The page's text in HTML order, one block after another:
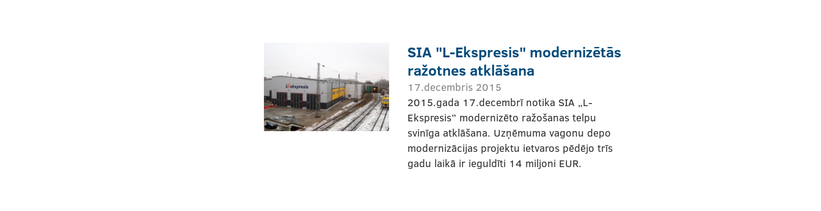
SIA "L-Ekspresis" modernizētās
ražotnes atklāšana
17.decembris 2015
2015.gada 17.decembrī notika SIA „L-
Ekspresis” modernizēto ražošanas telpu
svinīga atklāšana. Uzņēmuma vagonu depo
modernizācijas projektu ietvaros pēdējo trīs
gadu laikā ir ieguldīti 14 miljoni EUR.